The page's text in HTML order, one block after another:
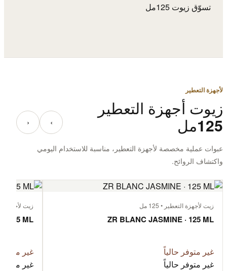
تسوّق زيوت 125مل
لأجهزة التعطير
زيوت أجهزة التعطير
125مل
عبوات عملية مخصصة لأجهزة التعطير، مناسبة للاستخدام اليومي
واكتشاف الروائح.
›
‹
زيت لأجهزة التعطير • 125 مل
ZR BLANC JASMINE · 125 ML
غير متوفر حالياً
غير متوفر حالياً
زيت لأجهزة
125 ML
غير متوفر
غير متوفر